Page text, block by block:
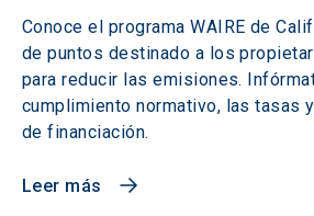
Conoce el programa WAIRE de
de puntos destinado a los
para reducir las emisiones.
cumplimiento normativo, las tasas
de financiación.
Leer más